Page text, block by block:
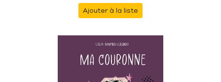
Ajouter à la liste